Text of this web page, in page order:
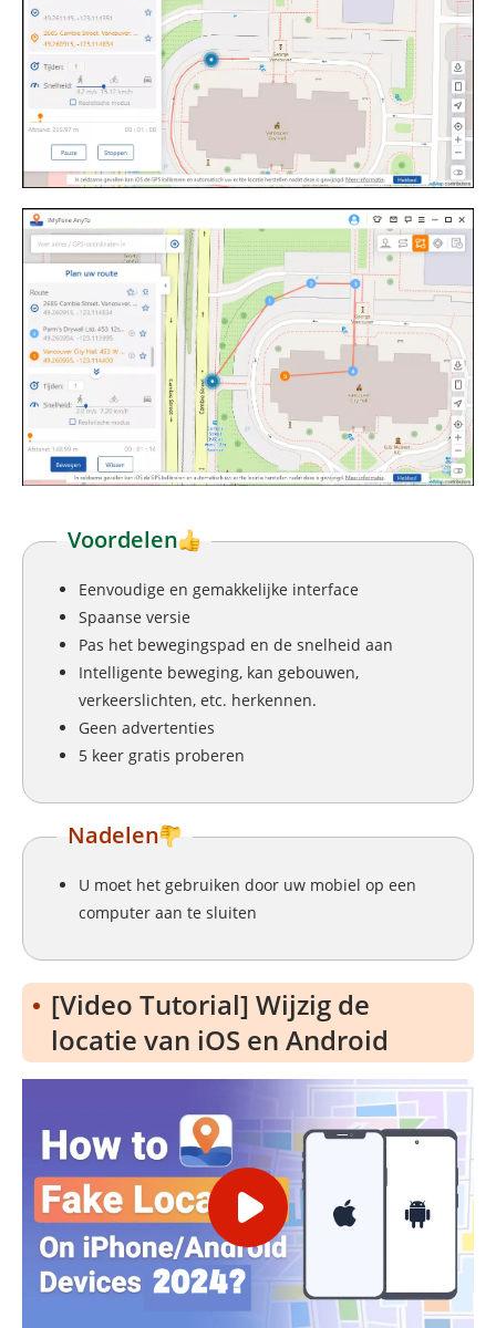
Voordelen
Eenvoudige en gemakkelijke interface
Spaanse versie
Pas het bewegingspad en de snelheid aan
Intelligente beweging, kan gebouwen,
verkeerslichten, etc. herkennen.
Geen advertenties
5 keer gratis proberen
Nadelen
U moet het gebruiken door uw mobiel op een
computer aan te sluiten
[Video Tutorial] Wijzig de
locatie van iOS en Android